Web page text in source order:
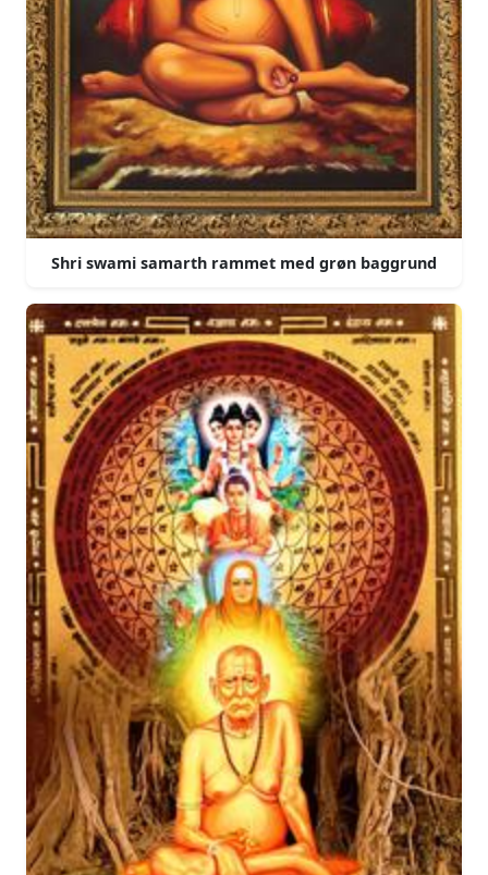
Shri swami samarth rammet med grøn baggrund